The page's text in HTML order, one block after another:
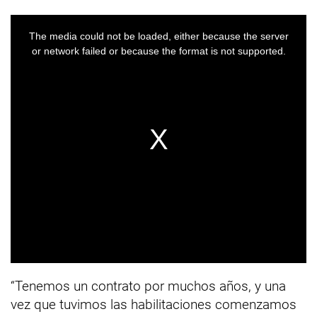
“Tenemos un contrato por muchos años, y una
vez que tuvimos las habilitaciones comenzamos